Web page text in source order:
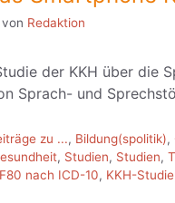
von Redaktion
der KKH über die
Sprach- und
zu ..., Bildung(spolitik),
, Studien, Studien,
nach ICD-10, KKH-Studie